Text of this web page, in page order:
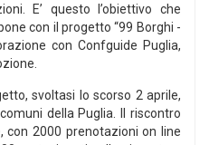
E’ questo l’obiettivo che
con il progetto “99 Borghi -
con Confguide Puglia,
svoltasi lo scorso 2 aprile,
della Puglia. Il riscontro
con 2000 prenotazioni on line